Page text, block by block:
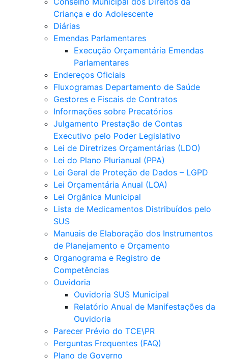
Criança e do Adolescente
Diárias
Emendas Parlamentares
Execução Orçamentária Emendas
Parlamentares
Endereços Oficiais
Fluxogramas Departamento de Saúde
Gestores e Fiscais de Contratos
Informações sobre Precatórios
Julgamento Prestação de Contas
Executivo pelo Poder Legislativo
Lei de Diretrizes Orçamentárias (LDO)
Lei do Plano Plurianual (PPA)
Lei Geral de Proteção de Dados – LGPD
Lei Orçamentária Anual (LOA)
Lei Orgânica Municipal
Lista de Medicamentos Distribuídos pelo
SUS
Manuais de Elaboração dos Instrumentos
de Planejamento e Orçamento
Organograma e Registro de
Competências
Ouvidoria
Ouvidoria SUS Municipal
Relatório Anual de Manifestações da
Ouvidoria
Parecer Prévio do TCE\PR
Perguntas Frequentes (FAQ)
Plano de Governo